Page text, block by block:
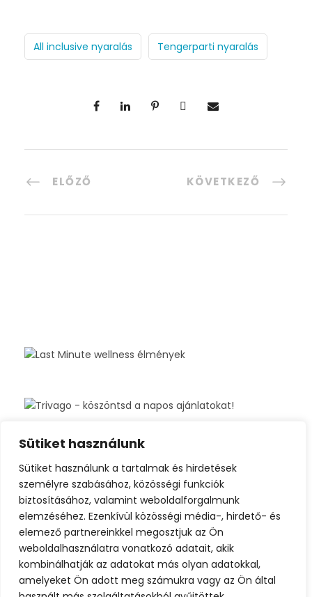
Sütiket használunk
Sütiket használunk a tartalmak és hirdetések
személyre szabásához, közösségi funkciók
biztosításához, valamint weboldalforgalmunk
elemzéséhez. Ezenkívül közösségi média-, hirdető- és
elemező partnereinkkel megosztjuk az Ön
weboldalhasználatra vonatkozó adatait, akik
kombinálhatják az adatokat más olyan adatokkal,
amelyeket Ön adott meg számukra vagy az Ön által
All inclusive nyaralás Tengerparti nyaralás
ELŐZŐ KÖVETKEZŐ